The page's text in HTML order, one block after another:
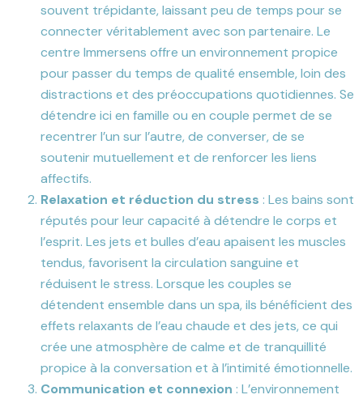
souvent trépidante, laissant peu de temps pour se
connecter véritablement avec son partenaire. Le
centre Immersens offre un environnement propice
pour passer du temps de qualité ensemble, loin des
distractions et des préoccupations quotidiennes. Se
détendre ici en famille ou en couple permet de se
recentrer l’un sur l’autre, de converser, de se
soutenir mutuellement et de renforcer les liens
affectifs.
Relaxation et réduction du stress : Les bains sont
réputés pour leur capacité à détendre le corps et
l’esprit. Les jets et bulles d’eau apaisent les muscles
tendus, favorisent la circulation sanguine et
réduisent le stress. Lorsque les couples se
détendent ensemble dans un spa, ils bénéficient des
effets relaxants de l’eau chaude et des jets, ce qui
crée une atmosphère de calme et de tranquillité
propice à la conversation et à l’intimité émotionnelle.
Communication et connexion : L’environnement